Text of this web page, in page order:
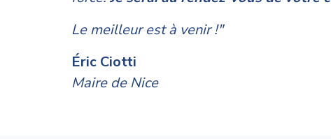
Le meilleur est à venir !"
Éric Ciotti
Maire de Nice